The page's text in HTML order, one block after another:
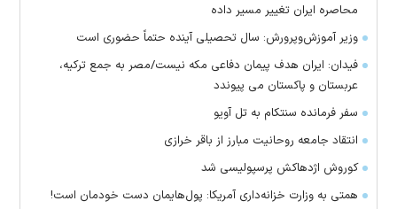
محاصره ایران تغییر مسیر داده
وزیر آموزش‌وپرورش: سال تحصیلی آینده حتماً حضوری است
فیدان: ایران هدف پیمان دفاعی مکه نیست/مصر به جمع ترکیه،
عربستان و پاکستان می پیوندد
سفر فرمانده سنتکام به تل آویو
انتقاد جامعه روحانیت مبارز از باقر خرازی
کوروش اژدهاکش پرسپولیسی شد
همتی به وزارت خزانه‌داری آمریکا: پول‌هایمان دست خودمان است!